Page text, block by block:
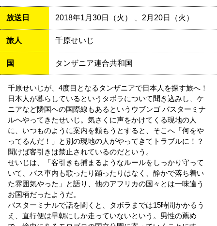
放送日 2018年1月30日（火） 、2月20日（火）
旅人 千原せいじ
国 タンザニア連合共和国
千原せいじが、4度目となるタンザニアで日本人を探す旅へ！
日本人が暮らしているというタボラについて聞き込みし、ケ
ニアなど隣国への国際線もあるというウブンゴ バスターミナ
ルへやってきたせいじ。気さくに声をかけてくる現地の人
に、いつものように案内を頼もうとすると、そこへ「何をや
ってるんだ！」と別の現地の人がやってきてトラブルに！？
聞けば客引きは禁止されているのだという。
せいじは、「客引きも捕まるようなルールをしっかり守って
いて、バス車内も歌ったり踊ったりはなく、静かで落ち着い
た雰囲気やった」と語り、他のアフリカの国々とは一味違う
お国柄だったようだ。
バスターミナルで話を聞くと、タボラまでは15時間かかるう
え、直行便は早朝にしか走っていないという。男性の薦め